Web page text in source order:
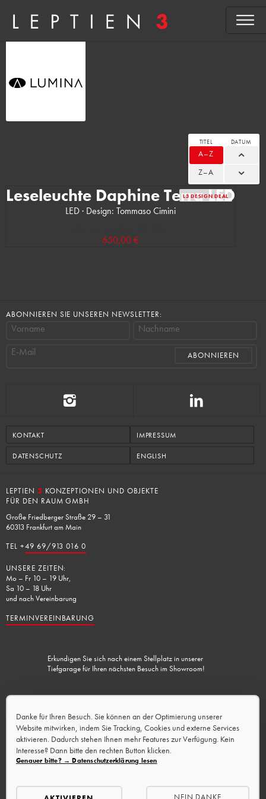
Danke für Ihren Besuch. Sie können an der Optimierung unserer
Website mitwirken, indem Sie Tracking, Cookies und externe Services
aktivieren. Dadurch stehen Ihnen mehr Features zur Verfügung. Kein
Interesse? Dann bitte den rechten Button klicken.
Genauer bitte? → Datenschutzerklärung lesen
NEIN DANKE
TITEL
A–Z
Z–A
DATUM
L3 DESIGN DEAL
Leseleuchte Daphine Terra LED
LED · Design: Tommaso Cimini
650,00 €
ABONNIEREN SIE UNSEREN NEWSLETTER:
Vorname
Nachname
E-Mail
KONTAKT IMPRESSUM
DATENSCHUTZ ENGLISH
LEPTIEN 3 KONZEPTIONEN UND OBJEKTE
FÜR DEN RAUM GMBH
Große Friedberger Straße 29 – 31
60313 Frankfurt am Main
TEL +49 69/913 016 0
UNSERE ZEITEN:
Mo – Fr 10 – 19 Uhr,
Sa 10 – 18 Uhr
und nach Vereinbarung
TERMINVEREINBARUNG
Erkundigen Sie sich nach einem Stellplatz in unserer
Tiefgarage für Ihren nächsten Besuch im Showroom!
Lademöglichkeit vorhanden.